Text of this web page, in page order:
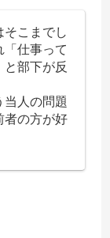
こまでし
仕事って
部下が反
当人の問題
者の方が好